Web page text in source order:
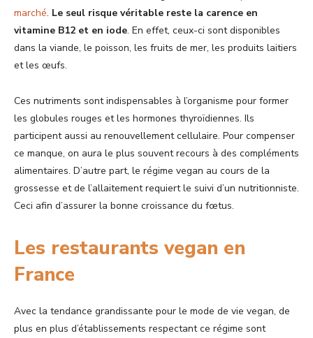
marché. Le seul risque véritable reste la carence en
vitamine B12 et en iode. En effet, ceux-ci sont disponibles
dans la viande, le poisson, les fruits de mer, les produits laitiers
et les œufs.
Ces nutriments sont indispensables à l’organisme pour former
les globules rouges et les hormones thyroïdiennes. Ils
participent aussi au renouvellement cellulaire. Pour compenser
ce manque, on aura le plus souvent recours à des compléments
alimentaires. D’autre part, le régime vegan au cours de la
grossesse et de l’allaitement requiert le suivi d’un nutritionniste.
Ceci afin d’assurer la bonne croissance du fœtus.
Les restaurants vegan en
France
Avec la tendance grandissante pour le mode de vie vegan, de
plus en plus d’établissements respectant ce régime sont